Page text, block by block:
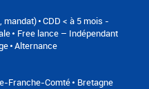
mandat) CDD < à 5 mois -
Free lance – Indépendant
Alternance
Franche-Comté
Bretagne